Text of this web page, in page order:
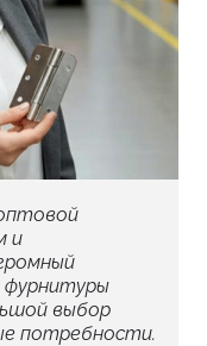
и
выбор
потребности.